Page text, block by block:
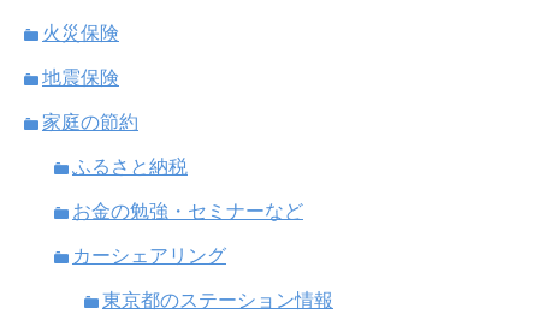
火災保険
地震保険
家庭の節約
ふるさと納税
お金の勉強・セミナーなど
カーシェアリング
東京都のステーション情報